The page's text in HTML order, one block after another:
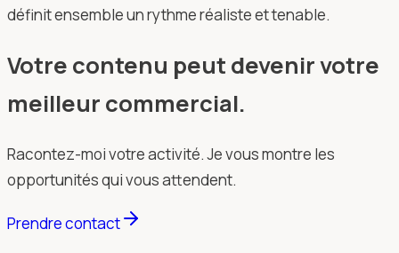
définit ensemble un rythme réaliste et tenable.
Votre contenu peut devenir votre
meilleur commercial.
Racontez-moi votre activité. Je vous montre les
opportunités qui vous attendent.
Prendre contact